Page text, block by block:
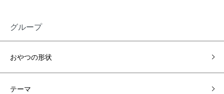
グループ
おやつの形状
テーマ